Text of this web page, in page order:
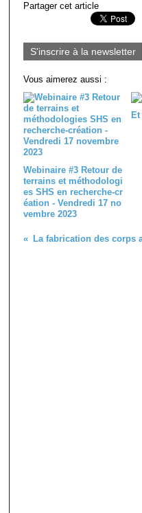
Partager cet article
S'inscrire à la newsletter
Vous aimerez aussi :
Webinaire #3 Retour de
terrains et méthodologi
es SHS en recherche-cr
éation - Vendredi 17 no
vembre 2023